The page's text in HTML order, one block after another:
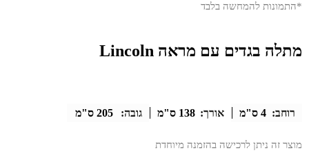
*התמונות להמחשה בלבד
מתלה בגדים עם מראה Lincoln
רוחב: 4 ס"מ אורך: 138 ס"מ גובה: 205 ס"מ
מוצר זה ניתן לרכישה בהזמנה מיוחדת